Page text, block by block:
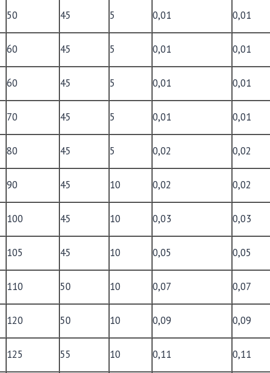
50 45 5 0,01 0,01
60 45 5 0,01 0,01
60 45 5 0,01 0,01
70 45 5 0,01 0,01
80 45 5 0,02 0,02
90 45 10 0,02 0,02
100 45 10 0,03 0,03
105 45 10 0,05 0,05
110 50 10 0,07 0,07
120 50 10 0,09 0,09
125 55 10 0,11 0,11